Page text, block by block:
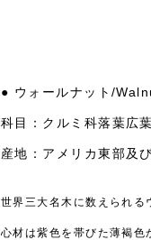
● ウォールナット/
科目：クルミ科落葉広
産地：アメリカ東部及
世界三大名木に数えられる
心材は紫色を帯びた薄褐色